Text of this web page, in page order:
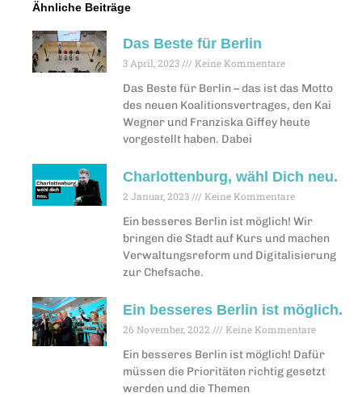
Ähnliche Beiträge
Das Beste für Berlin
3 April, 2023 Keine Kommentare
Das Beste für Berlin – das ist das Motto
des neuen Koalitionsvertrages, den Kai
Wegner und Franziska Giffey heute
vorgestellt haben. Dabei
Charlottenburg, wähl Dich neu.
2 Januar, 2023 Keine Kommentare
Ein besseres Berlin ist möglich! Wir
bringen die Stadt auf Kurs und machen
Verwaltungsreform und Digitalisierung
zur Chefsache.
Ein besseres Berlin ist möglich.
26 November, 2022 Keine Kommentare
Ein besseres Berlin ist möglich! Dafür
müssen die Prioritäten richtig gesetzt
werden und die Themen